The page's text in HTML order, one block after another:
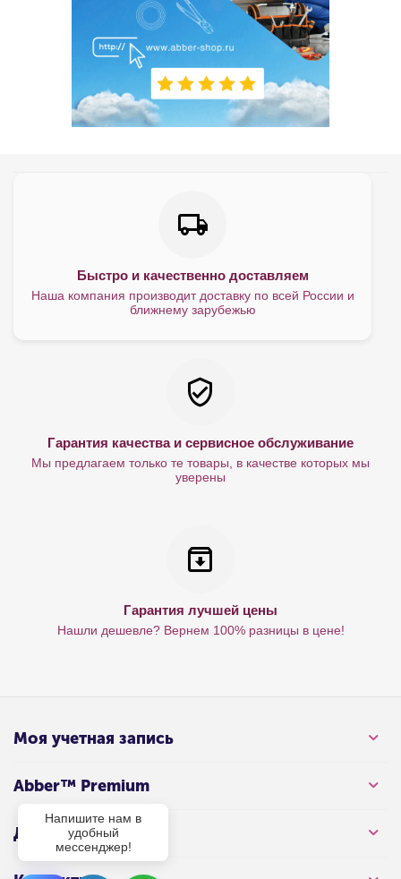
Быстро и качественно доставляем
Наша компания производит доставку по всей России и
ближнему зарубежью
Гарантия качества и сервисное обслуживание
Мы предлагаем только те товары, в качестве которых мы
уверены
Гарантия лучшей цены
Нашли дешевле? Вернем 100% разницы в цене!
Моя учетная запись
Abber™ Premium
Для клиента
Напишите нам в
удобный
мессенджер!